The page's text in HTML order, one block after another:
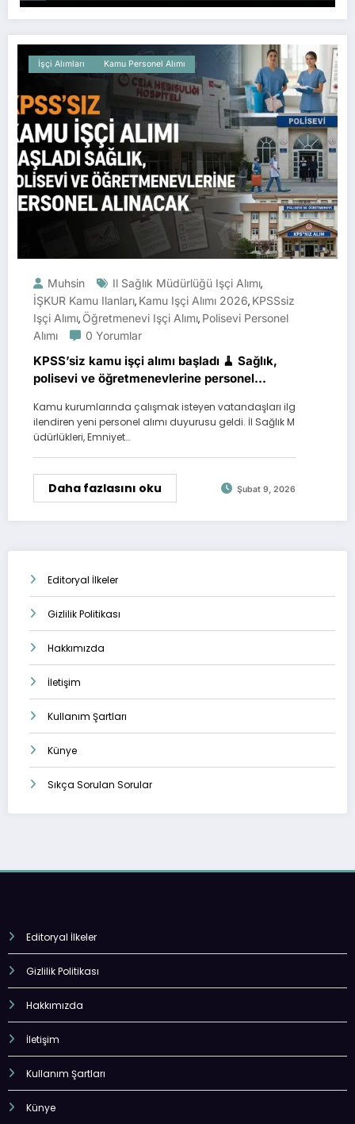
İşçi Alımları Kamu Personel Alımı
Muhsin Il Sağlık Müdürlüğü Işçi Alımı,
İŞKUR Kamu Ilanları, Kamu Işçi Alımı 2026, KPSSsiz
Işçi Alımı, Öğretmenevi Işçi Alımı, Polisevi Personel
Alımı
0 Yorumlar
KPSS’siz kamu işçi alımı başladı 🧹 Sağlık,
polisevi ve öğretmenevlerine personel
Kamu kurumlarında çalışmak isteyen vatandaşları ilg
ilendiren yeni personel alımı duyurusu geldi. İl Sağlık M
üdürlükleri, Emniyet…
Daha fazlasını oku Şubat 9, 2026
Editoryal İlkeler
Gizlilik Politikası
Hakkımızda
İletişim
Kullanım Şartları
Künye
Sıkça Sorulan Sorular
Editoryal İlkeler
Gizlilik Politikası
Hakkımızda
İletişim
Kullanım Şartları
Künye